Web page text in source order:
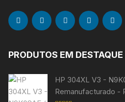
PRODUTOS EM DESTAQUE
HP 304XL V3 -
Remanufacturado -